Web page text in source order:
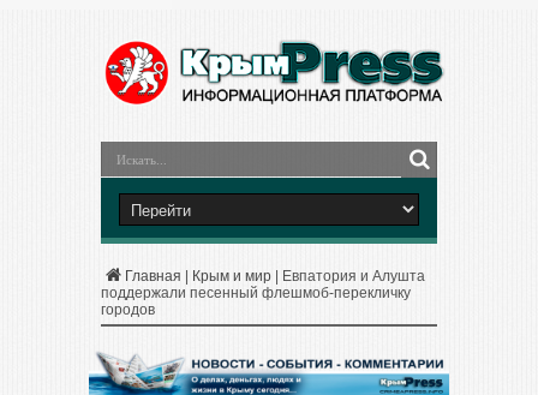
Главная Крым и мир
Евпатория и Алушта
поддержали песенный флешмоб-перекличку
городов